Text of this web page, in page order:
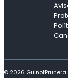
© 2026